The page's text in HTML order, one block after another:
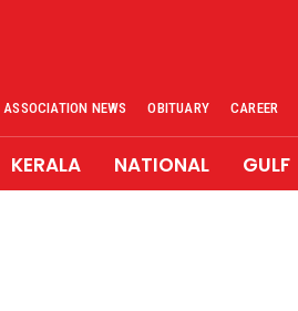
ASSOCIATION NEWS OBITUARY CAREER
KERALA NATIONAL GULF